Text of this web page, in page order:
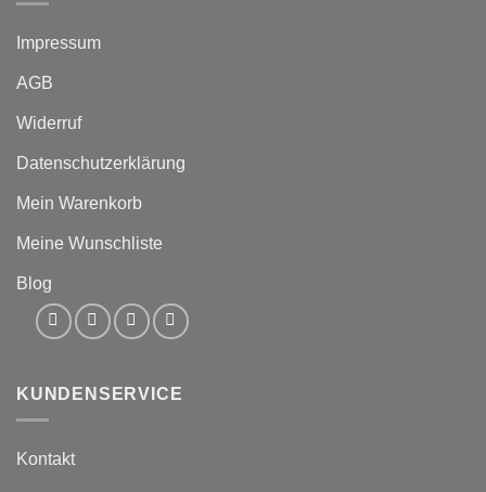
Impressum
AGB
Widerruf
Datenschutzerklärung
Mein Warenkorb
Meine Wunschliste
Blog
KUNDENSERVICE
Kontakt